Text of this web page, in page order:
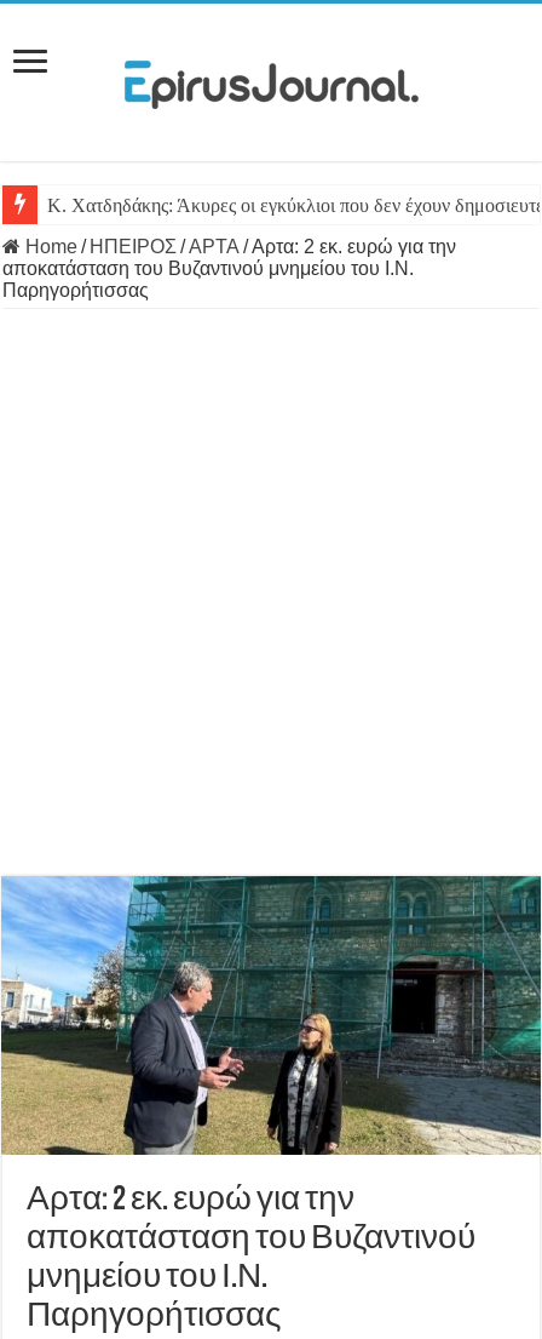
Κ. Χατδηδάκης: Άκυρες οι εγκύκλιοι που δεν έχουν
Home/ ΗΠΕΙΡΟΣ /ΑΡΤΑ /Αρτα: 2 εκ. ευρώ για την
αποκατάσταση του Βυζαντινού μνημείου του Ι.Ν.
Παρηγορήτισσας
Αρτα: 2 εκ. ευρώ για την
αποκατάσταση του Βυζαντινού
μνημείου του Ι.Ν.
Παρηγορήτισσας